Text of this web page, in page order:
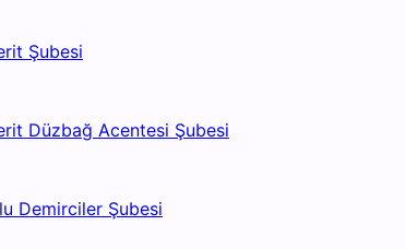
Şubesi
Düzbağ Acentesi Şubesi
Demirciler Şubesi